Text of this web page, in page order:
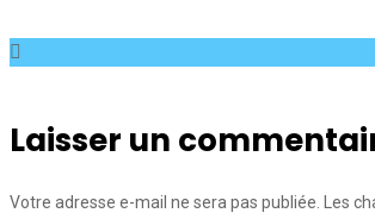
Laisser un
Votre adresse e-mail ne sera pas publiée. Les